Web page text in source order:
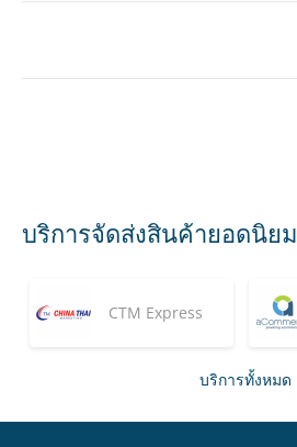
บริการจัดส่งสินค้ายอดนิยม
CTM Express
บริการทั้งหมด